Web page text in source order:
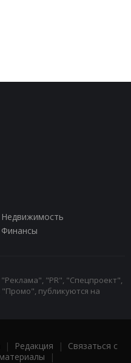
Недвижимость
Финансы
"PR", "Спецпроект",
публикуются на
| Редакция | Связаться с
|